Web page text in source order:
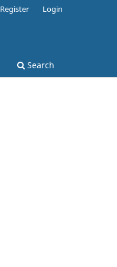
Search
Register Login